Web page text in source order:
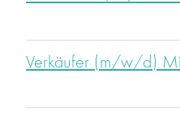
Verkäufer (m/w/d)